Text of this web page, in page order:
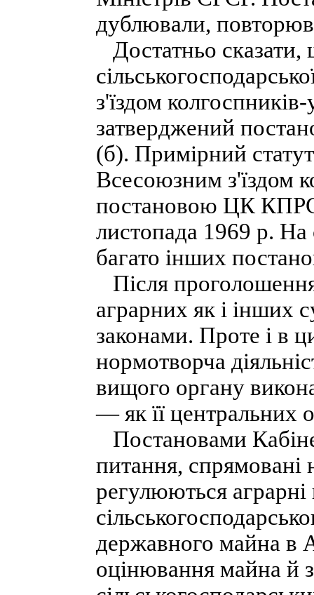
дублювали,
Достатньо
з'їздом
затверджений
(б). Примірний
Всесоюзним з'їздом
постановою ЦК КПРС
листопада 1969 р.
багато інших
Після
аграрних як і інших
законами. Проте і в
нормотворча
вищого органу
— як її центральних
Постановами
питання, спрямовані
регулюються аграрні
державного майна в
оцінювання майна й